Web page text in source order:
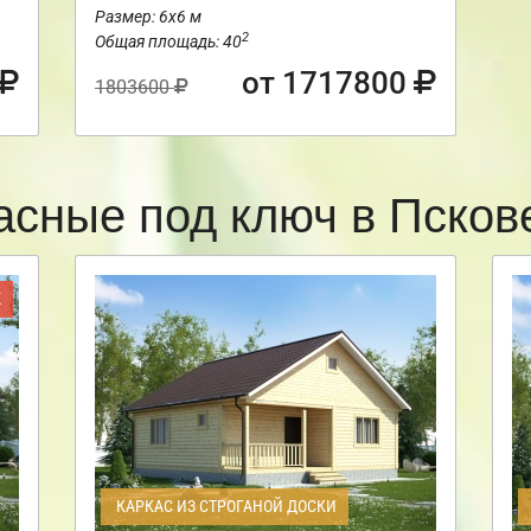
Размер: 6х6 м
Общая площадь: 402
1803600 от 1717800
под ключ в
КАРКАС ИЗ СТРОГАНОЙ ДОСКИ